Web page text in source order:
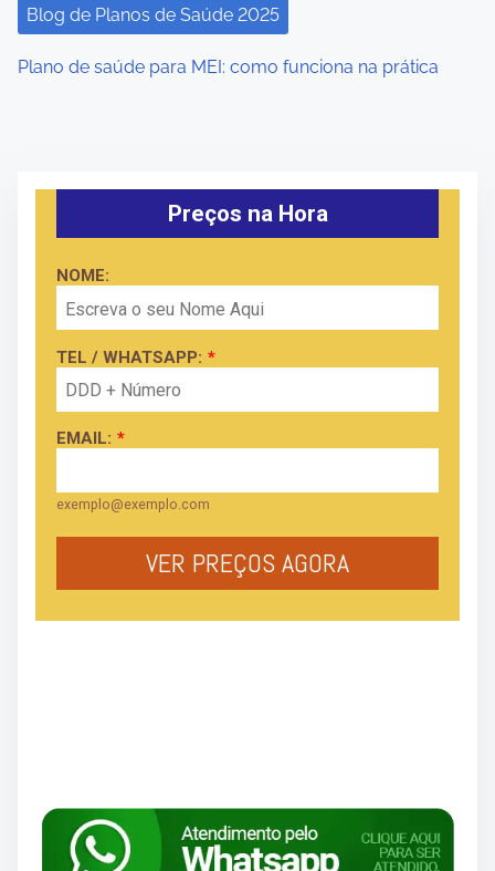
Blog de Planos de Saúde 2025
Plano de saúde para MEI: como funciona na prática